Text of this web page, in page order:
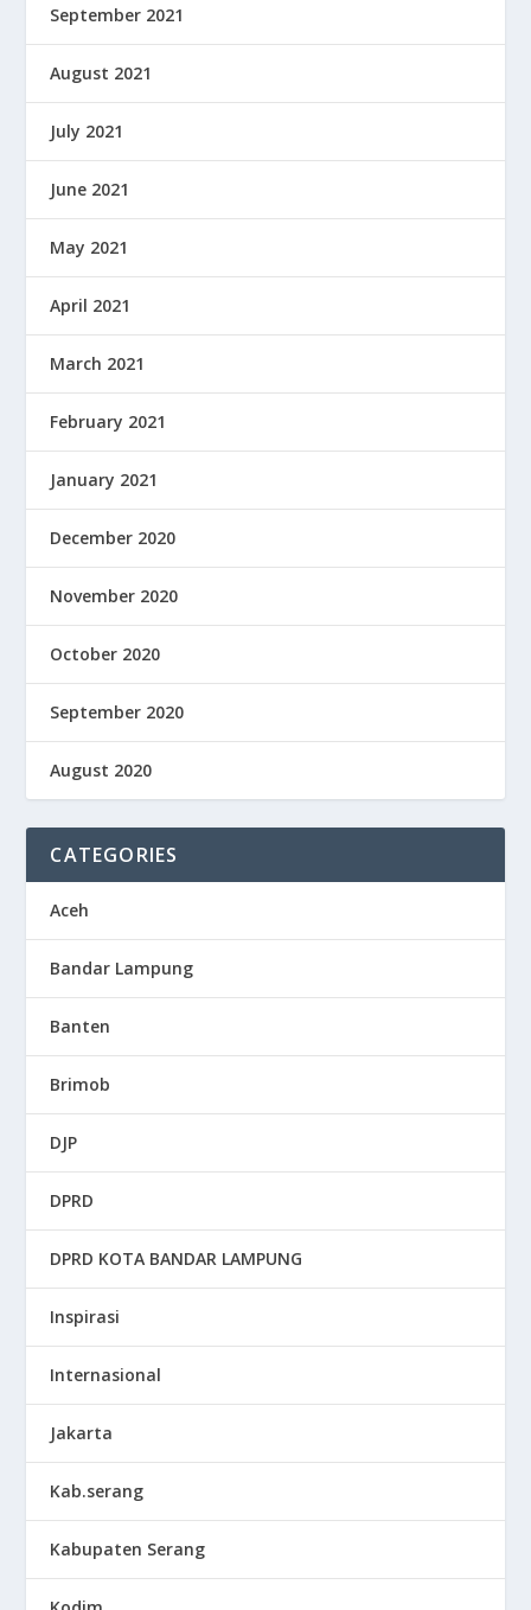
September 2021
August 2021
July 2021
June 2021
May 2021
April 2021
March 2021
February 2021
January 2021
December 2020
November 2020
October 2020
September 2020
August 2020
CATEGORIES
Aceh
Bandar Lampung
Banten
Brimob
DJP
DPRD
DPRD KOTA BANDAR LAMPUNG
Inspirasi
Internasional
Jakarta
Kab.serang
Kabupaten Serang